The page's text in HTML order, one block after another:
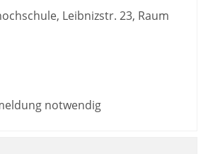
Leibnizstr. 23, Raum
notwendig